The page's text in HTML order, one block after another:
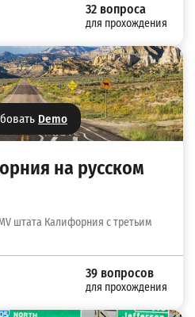
32 вопроса
для прохождения
Demo
на русском
штата Калифорния с третьим
39 вопросов
для прохождения